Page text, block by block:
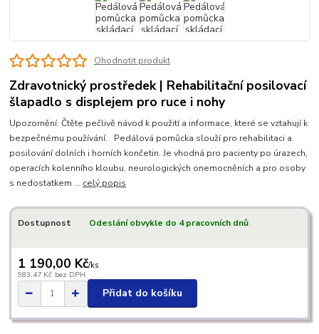
Ohodnotit produkt
Zdravotnický prostředek | Rehabilitační posilovací
šlapadlo s displejem pro ruce i nohy
Upozornění: Čtěte pečlivě návod k použití a informace, které se vztahují k
bezpečnému používání. Pedálová pomůcka slouží pro rehabilitaci a
posilování dolních i horních končetin. Je vhodná pro pacienty po úrazech,
operacích kolenního kloubu, neurologických onemocněních a pro osoby
s nedostatkem ... celý popis
Dostupnost Odeslání obvykle do 4 pracovních dnů
1 190,00 Kč/ks
983,47 Kč bez DPH
Přidat do košíku